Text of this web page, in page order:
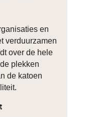
en
verduurzamen
over de hele
plekken
de katoen